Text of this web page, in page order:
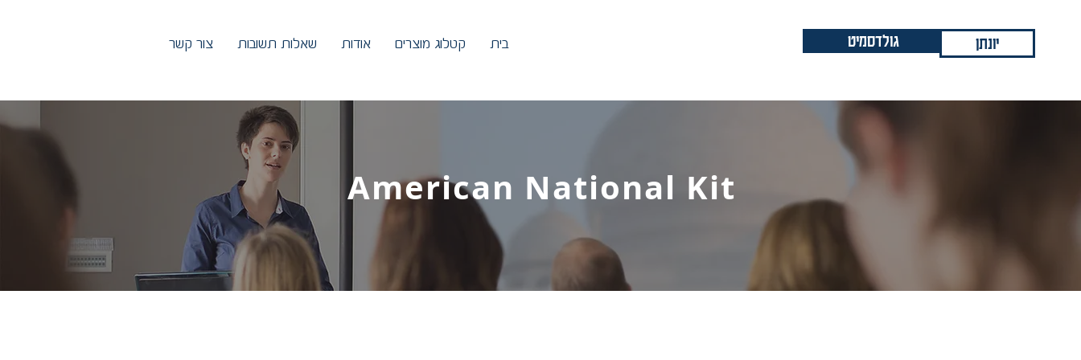
בית קטלוג מוצרים אודות שאלות תשובות צור קשר גולדסמיט יונתן
American National Kit